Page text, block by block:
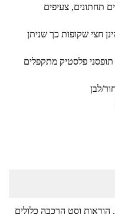
תחתונים, צעיפים
חצי שקופות כך שניתן
פלסטיק מתקפלים
לבן
הוראות וסט הרכבה כלולים